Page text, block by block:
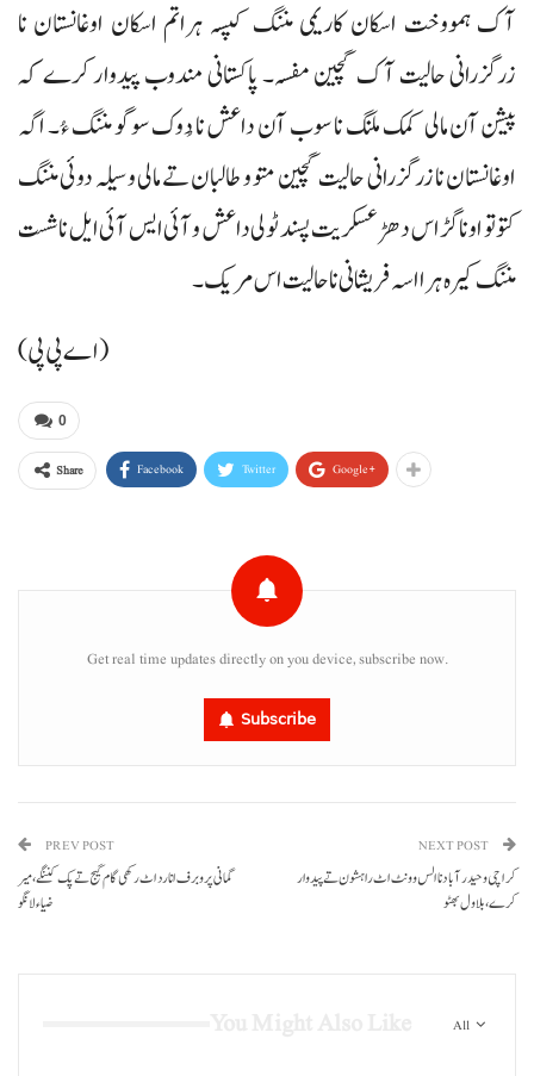
آک ہمووخت اسکان کاریمی مننگ کپسہ ہراتم اسکان اوغانستان نا
زرگزرانی حالیت آک گچین مفسہ۔ پاکستانی مندوب پیدوار کرے کہ
پیشن آن مالی کمک ملنگ نا سوب آن داعش نا دُوک سوگو مننگ ءُ۔ اگہ
اوغانستان نا زرگزرانی حالیت گچین متو و طالبان تے مالی وسیلہ دوئی مننگ
کتو تو اونا گڑاس دھڑ عسکریت پسند ٹولی داعش و آئی ایس آئی ایل نا شست
مننگ کیرہ ہرا اسہ فریشانی نا حالیت اس مریک۔
(اے پی پی)
0
Share Facebook Twitter Google+
Get real time updates directly on you device, subscribe now.
Subscribe
PREV POST
گمانی پر و برف انا رد اٹ رکھی گام گیج تے پک کننگے، میر
ضیاء لانگو
NEXT POST
کراچی و حیدر آباد نا الس وونٹ اٹ راہشون تے پیدوار
کرے،بلاول بھٹو
All